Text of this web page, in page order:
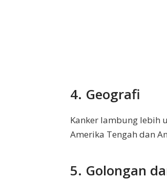
4. Geografi
Kanker lambung lebih
Amerika Tengah dan
5. Golongan